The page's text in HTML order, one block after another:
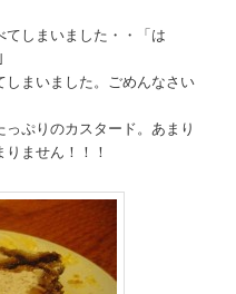
しまいました・・「は
まいました。ごめんなさい
ぷりのカスタード。あまり
ません！！！